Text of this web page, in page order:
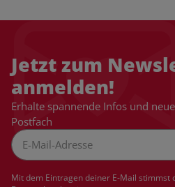
Jetzt zum
anmelden!
Erhalte spannende Infos und
Postfach
Mit dem Eintragen deiner E-Mail stimmst